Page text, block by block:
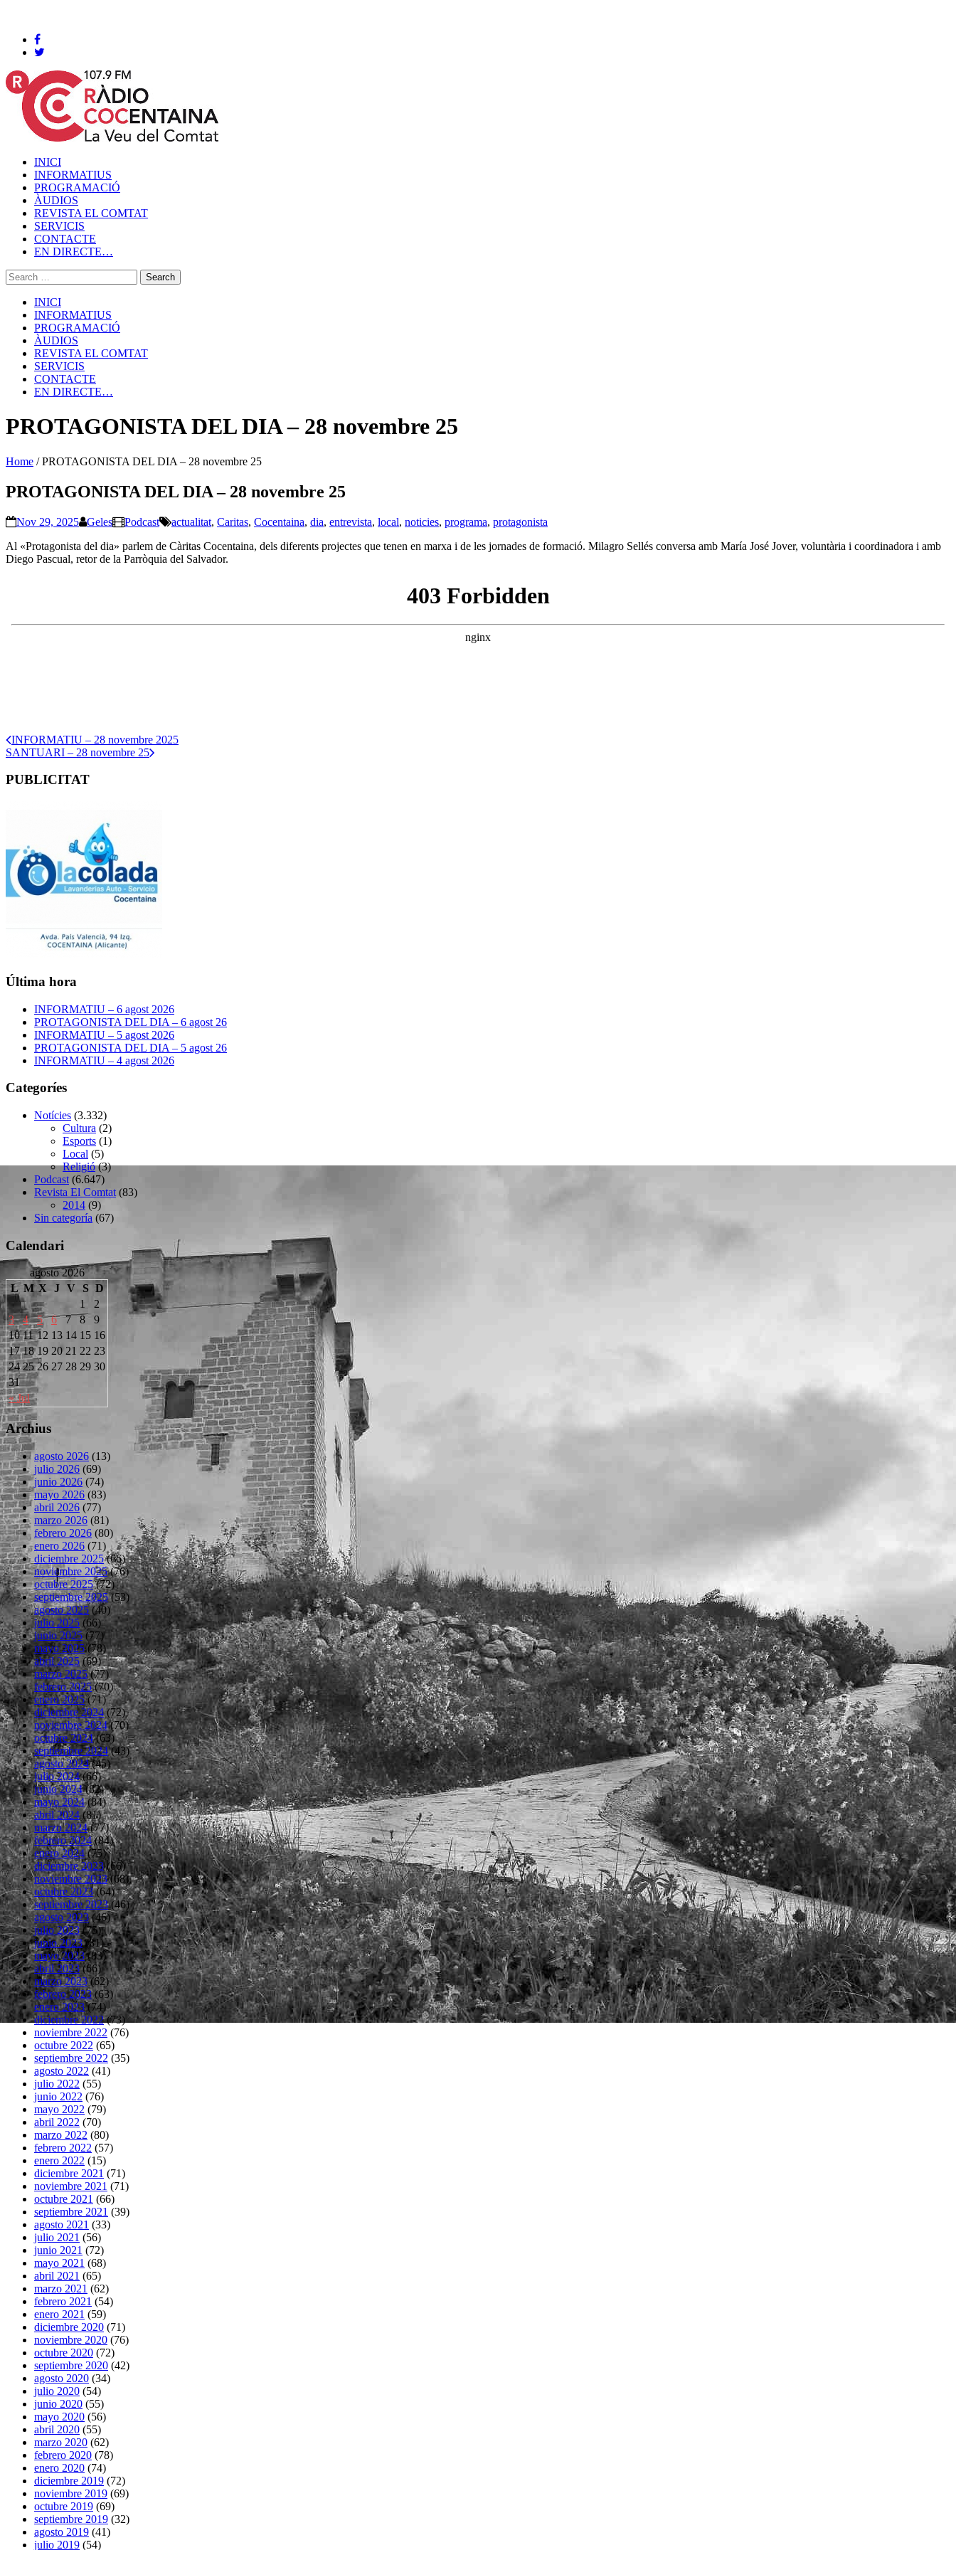
INICI
INFORMATIUS
PROGRAMACIÓ
ÀUDIOS
REVISTA EL COMTAT
SERVICIS
CONTACTE
EN DIRECTE…
INICI
INFORMATIUS
PROGRAMACIÓ
ÀUDIOS
REVISTA EL COMTAT
SERVICIS
CONTACTE
EN DIRECTE…
PROTAGONISTA DEL DIA – 28 novembre 25
Home /PROTAGONISTA DEL DIA – 28 novembre 25
PROTAGONISTA DEL DIA – 28 novembre 25
Nov 29, 2025 Geles Podcast actualitat, Caritas, Cocentaina, dia, entrevista, local, noticies, programa, protagonista
Al «Protagonista del dia» parlem de Càritas Cocentaina, dels diferents projectes que tenen en marxa i de les jornades de formació. Milagro Sellés conversa amb María José Jover, voluntària i coordinadora i amb
Diego Pascual, retor de la Parròquia del Salvador.
INFORMATIU – 28 novembre 2025
SANTUARI – 28 novembre 25
PUBLICITAT
Última hora
INFORMATIU – 6 agost 2026
PROTAGONISTA DEL DIA – 6 agost 26
INFORMATIU – 5 agost 2026
PROTAGONISTA DEL DIA – 5 agost 26
INFORMATIU – 4 agost 2026
Categoríes
Notícies (3.332)
Cultura (2)
Esports (1)
Local (5)
Religió(3)
Podcast (6.647)
Revista El Comtat (83)
2014 (9)
Sin categoría (67)
Calendari
agosto 2026
L M X J V S D
« Jul
1
2
3
4 5 6 7 8
9
10 11 12 13 14 15 16
17 18 19 20 21 22 23
24 25 26 27 28 29 30
31
Archius
agosto 2026 (13)
julio 2026 (69)
junio 2026 (74)
mayo 2026 (83)
abril 2026 (77)
marzo 2026 (81)
febrero 2026 (80)
enero 2026 (71)
diciembre 2025(66)
noviembre 2025(76)
octubre 2025(72)
septiembre 2025(53)
agosto 2025(40)
julio 2025 (66)
junio 2025(77)
mayo 2025(78)
abril 2025(69)
marzo 2025(77)
febrero 2025(70)
enero 2025(71)
diciembre 2024(72)
noviembre 2024(70)
octubre 2024(63)
septiembre 2024(43)
agosto 2024(45)
julio 2024(66)
junio 2024(82)
mayo 2024(84)
abril 2024(81)
marzo 2024(77)
febrero 2024(84)
enero 2024(75)
diciembre 2023(66)
noviembre 2023(68)
octubre 2023(64)
septiembre 2023(46)
agosto 2023(46)
julio 2023(75)
junio 2023(81)
mayo 2023(83)
abril 2023(66)
marzo 2023(62)
febrero 2023(63)
enero 2023(74)
diciembre 2022(73)
noviembre 2022 (76)
octubre 2022 (65)
septiembre 2022 (35)
agosto 2022 (41)
julio 2022 (55)
junio 2022 (76)
mayo 2022 (79)
abril 2022 (70)
marzo 2022 (80)
febrero 2022 (57)
enero 2022 (15)
diciembre 2021 (71)
noviembre 2021 (71)
octubre 2021 (66)
septiembre 2021 (39)
agosto 2021 (33)
julio 2021 (56)
junio 2021 (72)
mayo 2021 (68)
abril 2021 (65)
marzo 2021 (62)
febrero 2021 (54)
enero 2021 (59)
diciembre 2020 (71)
noviembre 2020 (76)
octubre 2020 (72)
septiembre 2020 (42)
agosto 2020 (34)
julio 2020 (54)
junio 2020 (55)
mayo 2020 (56)
abril 2020 (55)
marzo 2020 (62)
febrero 2020 (78)
enero 2020 (74)
diciembre 2019 (72)
noviembre 2019 (69)
octubre 2019 (69)
septiembre 2019 (32)
agosto 2019 (41)
julio 2019 (54)